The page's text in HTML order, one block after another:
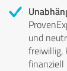
und
freiwillig,
finanziell